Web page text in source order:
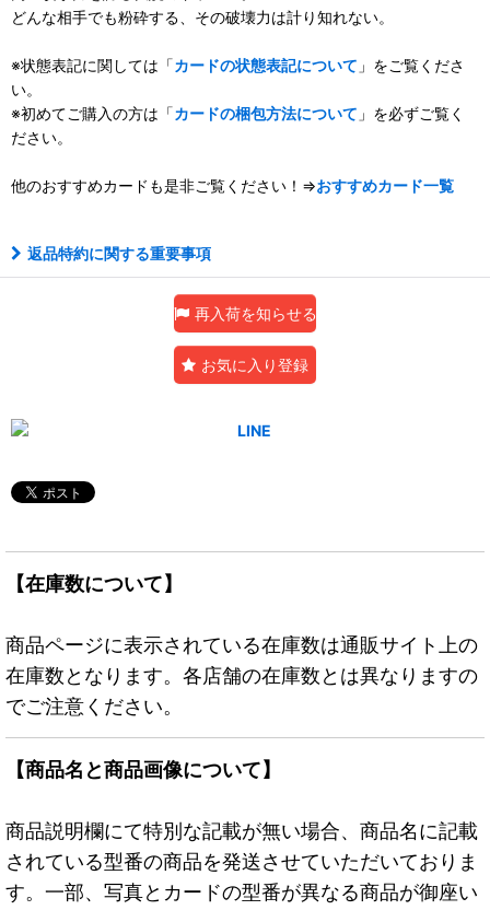
どんな相手でも粉砕する、その破壊力は計り知れない。
※状態表記に関しては「カードの状態表記について 」をご覧くださ
い。
※初めてご購入の方は「カードの梱包方法について 」を必ずご覧く
ださい。
他のおすすめカードも是非ご覧ください！⇒おすすめカード一覧
返品特約に関する重要事項
再入荷を知らせる
お気に入り登録
【在庫数について】
商品ページに表示されている在庫数は通販サイト上の
在庫数となります。各店舗の在庫数とは異なりますの
でご注意ください。
【商品名と商品画像について】
商品説明欄にて特別な記載が無い場合、商品名に記載
されている型番の商品を発送させていただいておりま
す。一部、写真とカードの型番が異なる商品が御座い